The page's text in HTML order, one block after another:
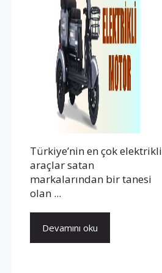
Türkiye’nin en çok elektrikli
araçlar satan
markalarından bir tanesi
olan ...
Devamını oku